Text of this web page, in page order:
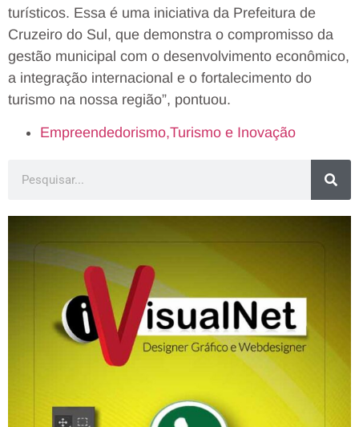
turísticos. Essa é uma iniciativa da Prefeitura de
Cruzeiro do Sul, que demonstra o compromisso da
gestão municipal com o desenvolvimento econômico,
a integração internacional e o fortalecimento do
turismo na nossa região”, pontuou.
Empreendedorismo,Turismo e Inovação